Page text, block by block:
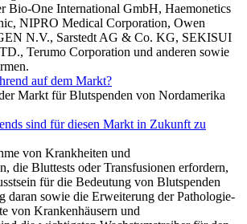
Bio-One International GmbH, Haemonetics
NIPRO Medical Corporation, Owen
N.V., Sarstedt AG & Co. KG, SEKISUI
Terumo Corporation und anderen sowie
auf dem Markt?
Markt für Blutspenden von Nordamerika
sind für diesen Markt in Zukunft zu
von Krankheiten und
die Bluttests oder Transfusionen erfordern,
für die Bedeutung von Blutspenden
daran sowie die Erweiterung der Pathologie-
von Krankenhäusern und